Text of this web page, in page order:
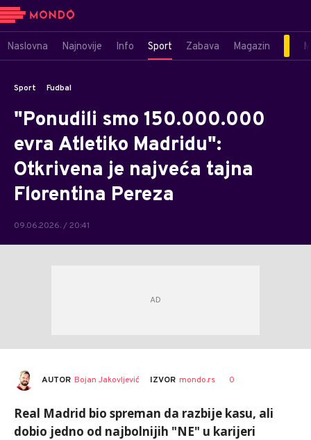
Naslovna Najnovije Info Sport Zabava Magazin
Sport Fudbal
"Ponudili smo 150.000.000
evra Atletiko Madridu":
Otkrivena je najveća tajna
Florentina Pereza
09.06.2026. / 20:41
AUTOR Bojan Jakovljević IZVOR mondo.rs 0
Real Madrid bio spreman da razbije kasu, ali
dobio jedno od najbolnijih "NE" u karijeri